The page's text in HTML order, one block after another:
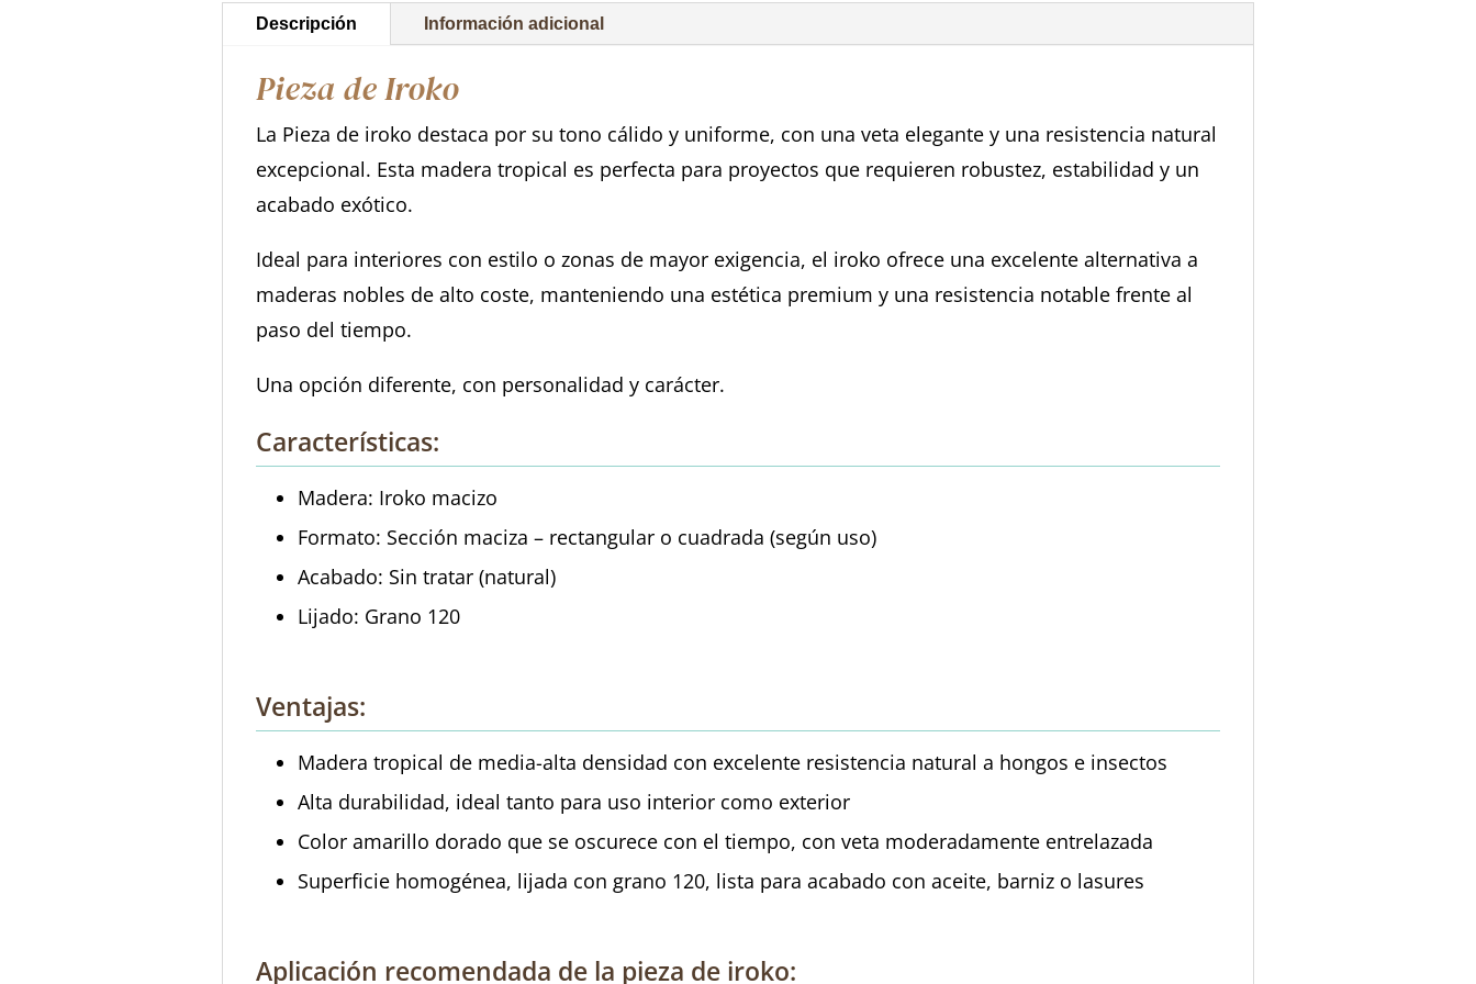
Descripción Información adicional
Pieza de Iroko
La Pieza de iroko destaca por su tono cálido y uniforme, con una veta elegante y una resistencia natural
excepcional. Esta madera tropical es perfecta para proyectos que requieren robustez, estabilidad y un
acabado exótico.
Ideal para interiores con estilo o zonas de mayor exigencia, el iroko ofrece una excelente alternativa a
maderas nobles de alto coste, manteniendo una estética premium y una resistencia notable frente al
paso del tiempo.
Una opción diferente, con personalidad y carácter.
Características:
Madera: Iroko macizo
Formato: Sección maciza – rectangular o cuadrada (según uso)
Acabado: Sin tratar (natural)
Lijado: Grano 120
Ventajas:
Madera tropical de media-alta densidad con excelente resistencia natural a hongos e insectos
Alta durabilidad, ideal tanto para uso interior como exterior
Color amarillo dorado que se oscurece con el tiempo, con veta moderadamente entrelazada
Superficie homogénea, lijada con grano 120, lista para acabado con aceite, barniz o lasures
Aplicación recomendada de la pieza de iroko: